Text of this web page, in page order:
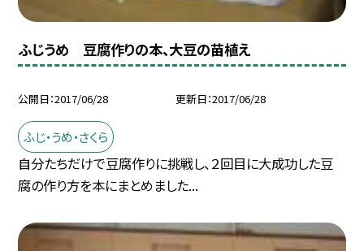
ふじうめ 豆腐作りの本、大豆の苗植え
公開日 2017/06/28 更新日 2017/06/28
ふじ・うめ・さくら
自分たちだけで豆腐作りに挑戦し、２回目に大成功した豆
腐の作り方を本にまとめました...